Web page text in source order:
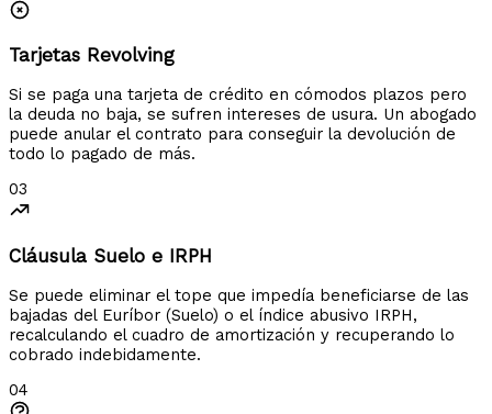
Tarjetas Revolving
Si se paga una tarjeta de crédito en cómodos plazos pero
la deuda no baja, se sufren intereses de usura. Un abogado
puede anular el contrato para conseguir la devolución de
todo lo pagado de más.
03
Cláusula Suelo e IRPH
Se puede eliminar el tope que impedía beneficiarse de las
bajadas del Euríbor (Suelo) o el índice abusivo IRPH,
recalculando el cuadro de amortización y recuperando lo
cobrado indebidamente.
04